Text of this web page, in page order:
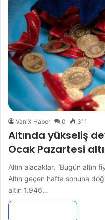
Van X Haber 0 311
Altında yükseliş
Ocak Pazartesi
Altın alacaklar, “Bugün altın
Altın geçen hafta sonuna
altın 1.946…